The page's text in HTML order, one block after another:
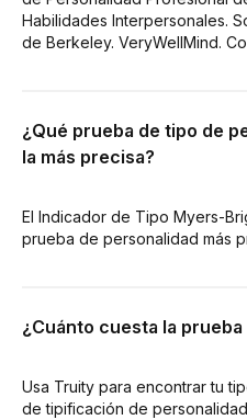
Habilidades Interpersonales.
de Berkeley. VeryWellMind.
¿Qué prueba de tipo de
la más precisa?
El Indicador de Tipo Myers-
prueba de personalidad más
¿Cuánto cuesta la
Usa Truity para encontrar tu
de tipificación de